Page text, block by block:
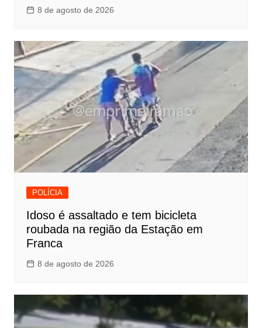
8 de agosto de 2026
POLÍCIA
Idoso é assaltado e tem bicicleta
roubada na região da Estação em
Franca
8 de agosto de 2026